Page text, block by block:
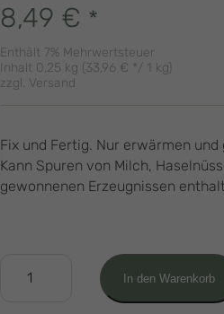
8,49 € *
Enthält 7% Mehrwertsteuer
Inhalt 0,25 kg (33,96 € */ 1 kg)
zzgl. Versand
Fix und Fertig. Nur erwärmen und
Kann Spuren von Milch,
gewonnenen Erzeugnissen
(0,5L)
In den Warenkorb